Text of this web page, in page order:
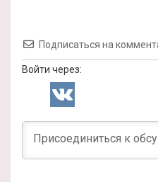
Подписаться на
Войти через: